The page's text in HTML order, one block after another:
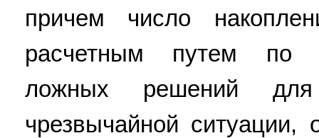
причем число
расчетным путем по
ложных решений для
чрезвычайной ситуации,